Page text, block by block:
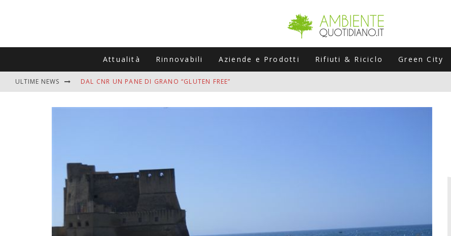
Attualità Rinnovabili Aziende e Prodotti Rifiuti & Riciclo Green City
ULTIME NEWS DAL CNR UN PANE DI GRANO “GLUTEN FREE”
ZANZARE IN VACANZA? I 3 ERRORI PIÙ COMUNI CHE POSSONO ROVINARTI L’ESTATE (E LA GUIDA PRATICA
ADDIO BOLLETTE SALATE? LA NUOVA FRONTIERA DEL FOTOVOLTAICO "PLUG & PLAY" CHE STA